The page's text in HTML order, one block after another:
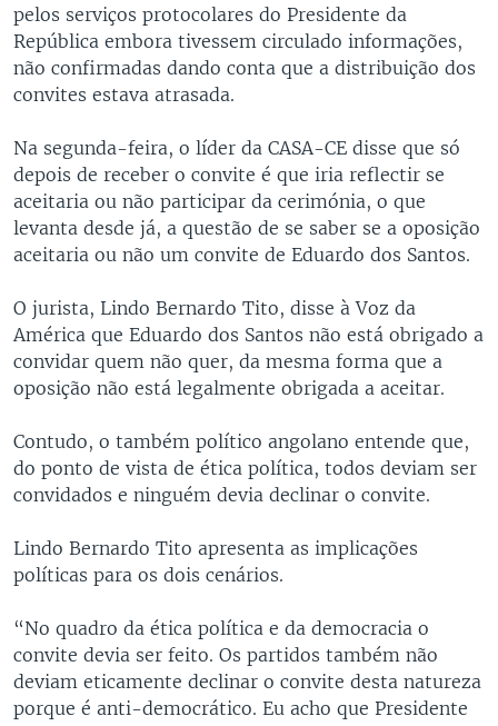
pelos serviços protocolares do Presidente da
República embora tivessem circulado informações,
não confirmadas dando conta que a distribuição dos
convites estava atrasada.
Na segunda-feira, o líder da CASA-CE disse que só
depois de receber o convite é que iria reflectir se
aceitaria ou não participar da cerimónia, o que
levanta desde já, a questão de se saber se a oposição
aceitaria ou não um convite de Eduardo dos Santos.
O jurista, Lindo Bernardo Tito, disse à Voz da
América que Eduardo dos Santos não está obrigado a
convidar quem não quer, da mesma forma que a
oposição não está legalmente obrigada a aceitar.
Contudo, o também político angolano entende que,
do ponto de vista de ética política, todos deviam ser
convidados e ninguém devia declinar o convite.
Lindo Bernardo Tito apresenta as implicações
políticas para os dois cenários.
“No quadro da ética política e da democracia o
convite devia ser feito. Os partidos também não
deviam eticamente declinar o convite desta natureza
porque é anti-democrático. Eu acho que Presidente